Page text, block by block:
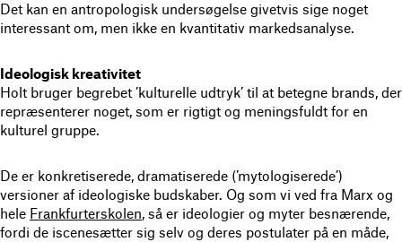
Det kan en antropologisk undersøgelse givetvis sige noget
interessant om, men ikke en kvantitativ markedsanalyse.
Ideologisk kreativitet
Holt bruger begrebet ’kulturelle udtryk’ til at betegne brands, der
repræsenterer noget, som er rigtigt og meningsfuldt for en
kulturel gruppe.
De er konkretiserede, dramatiserede (’mytologiserede’)
versioner af ideologiske budskaber. Og som vi ved fra Marx og
hele Frankfurterskolen, så er ideologier og myter besnærende,
fordi de iscenesætter sig selv og deres postulater på en måde,